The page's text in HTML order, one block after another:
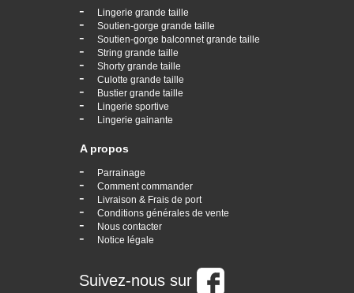
- Lingerie grande taille
- Soutien-gorge grande taille
- Soutien-gorge balconnet grande taille
- String grande taille
- Shorty grande taille
- Culotte grande taille
- Bustier grande taille
- Lingerie sportive
- Lingerie gainante
A propos
- Parrainage
- Comment commander
- Livraison & Frais de port
- Conditions générales de vente
- Nous contacter
- Notice légale
Suivez-nous sur